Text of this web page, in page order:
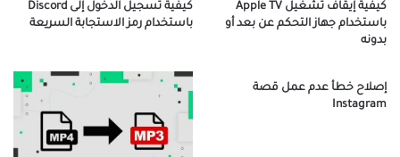
كيفية إيقاف تشغيل Apple TV
باستخدام جهاز التحكم عن بعد أو
بدونه
كيفية تسجيل الدخول إلى Discord
باستخدام رمز الاستجابة السريعة
إصلاح خطأ عدم عمل قصة
Instagram